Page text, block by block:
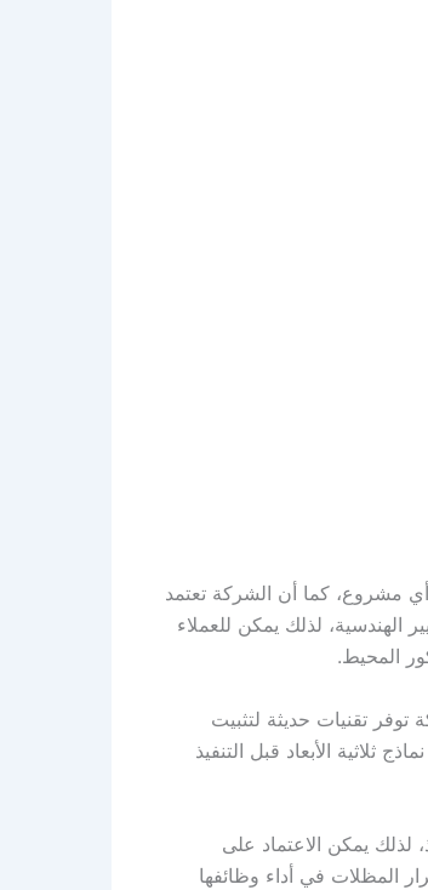
مشروع، كما أن الشركة تعتمد
لذلك يمكن للعملاء
المحيط.
توفر تقنيات حديثة لتثبيت
ثلاثية الأبعاد قبل التنفيذ
لذلك يمكن الاعتماد على
المظلات في أداء وظائفها